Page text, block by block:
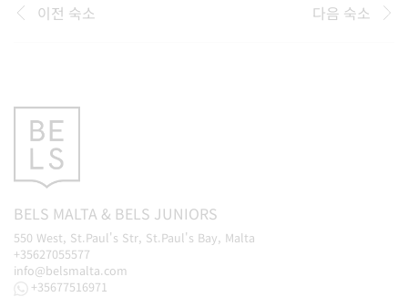
이전 숙소 다음 숙소
BELS MALTA & BELS JUNIORS
550 West, St.Paul's Str, St.Paul's Bay, Malta
+35627055577
info@belsmalta.com
+35677516971